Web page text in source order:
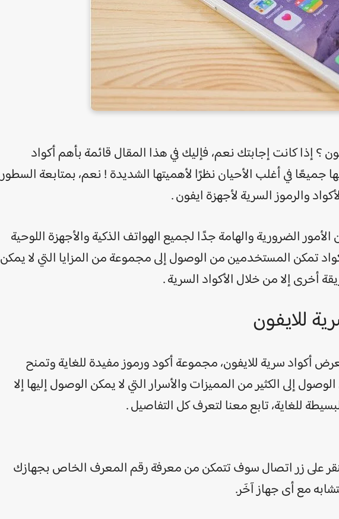
؟ إذا كانت إجابتك نعم، فإليك في هذا المقال قائمة بأهم أكواد
جميعًا في أغلب الأحيان نظرًا لأهميتها الشديدة ! نعم، بمتابعة السطور
والرموز السرية لأجهزة ايفون .
الضرورية والهامة جدًا لجميع الهواتف الذكية والأجهزة اللوحية
تمكن المستخدمين من الوصول إلى مجموعة من المزايا التي لا يمكن
أخرى إلا من خلال الأكواد السرية .
للايفون
أكواد سرية للايفون، مجموعة أكود ورموز مفيدة للغاية وتمنح
إلى الكثير من المميزات والأسرار التي لا يمكن الوصول إليها إلا
للغاية، تابع معنا لتعرف كل التفاصيل .
على زر اتصال سوف تتمكن من معرفة رقم المعرف الخاص بجهازك